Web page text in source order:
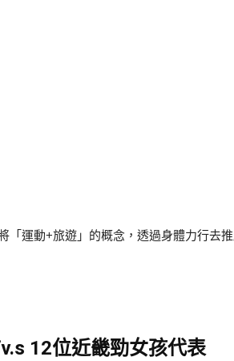
「運動+旅遊」的概念，透過身體力行去
12位近畿勁女孩代表